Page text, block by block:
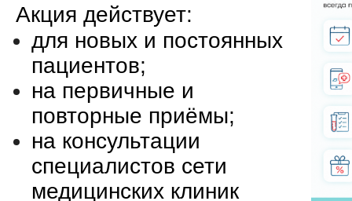
Акция действует:
для новых и постоянных
пациентов;
на первичные и
повторные приёмы;
на консультации
специалистов сети
медицинских клиник